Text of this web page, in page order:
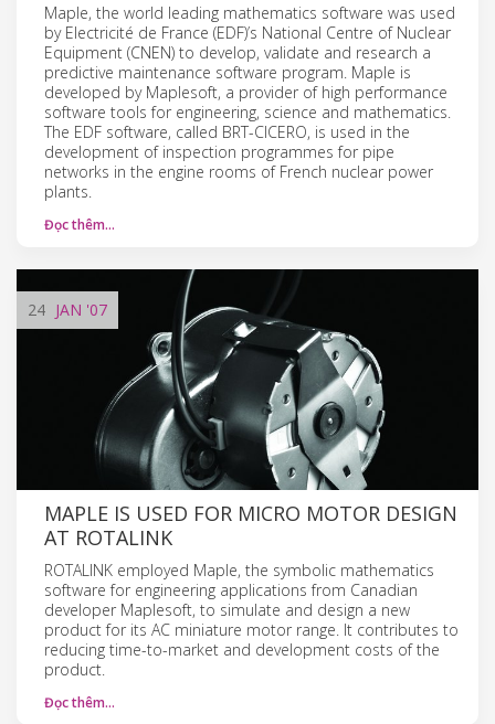
Maple, the world leading mathematics software was used
by Electricité de France (EDF)’s National Centre of Nuclear
Equipment (CNEN) to develop, validate and research a
predictive maintenance software program. Maple is
developed by Maplesoft, a provider of high performance
software tools for engineering, science and mathematics.
The EDF software, called BRT-CICERO, is used in the
development of inspection programmes for pipe
networks in the engine rooms of French nuclear power
plants.
Đọc thêm…
24 JAN '07
MAPLE IS USED FOR MICRO MOTOR DESIGN
AT ROTALINK
ROTALINK employed Maple, the symbolic mathematics
software for engineering applications from Canadian
developer Maplesoft, to simulate and design a new
product for its AC miniature motor range. It contributes to
reducing time-to-market and development costs of the
product.
Đọc thêm…